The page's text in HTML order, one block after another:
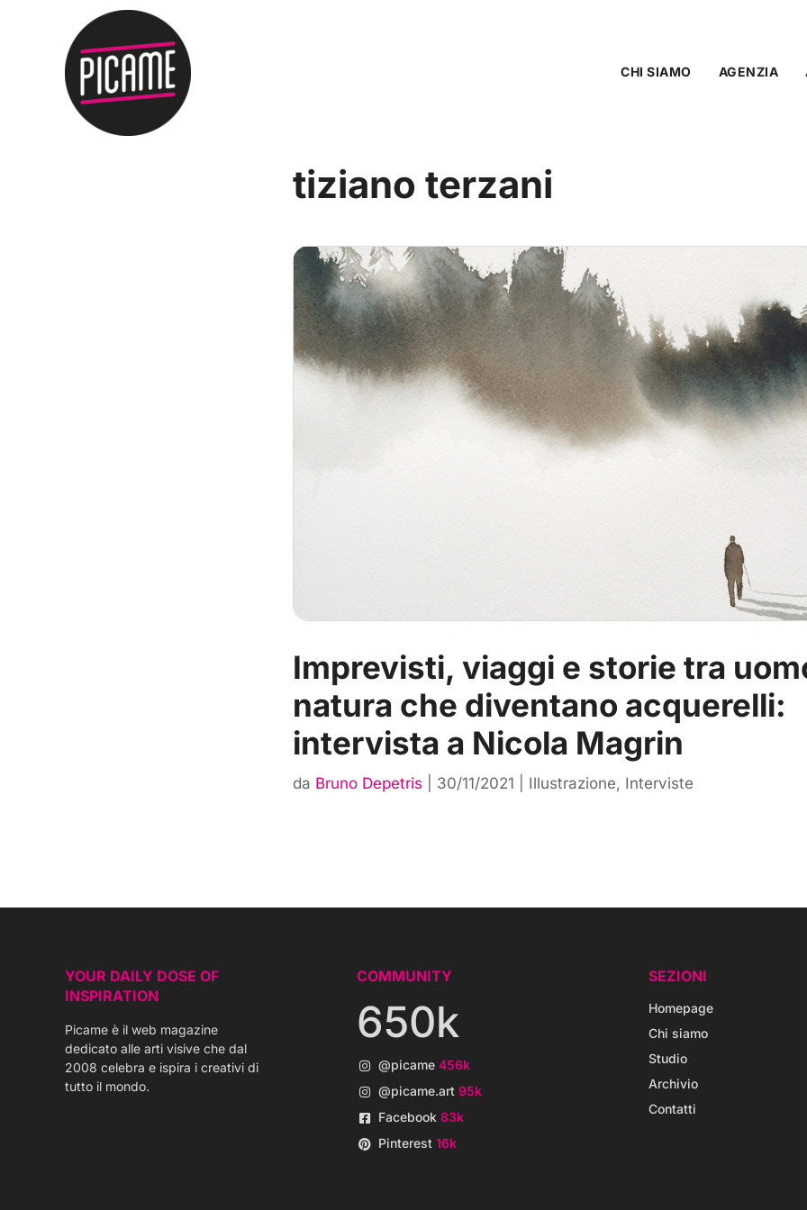
CHI SIAMO AGENZIA
tiziano terzani
Imprevisti, viaggi e storie tra
natura che diventano acquerelli:
intervista a Nicola Magrin
da Bruno Depetris 30/11/2021 Illustrazione, Interviste
YOUR DAILY DOSE OF
INSPIRATION
Picame è il web magazine
dedicato alle arti visive che dal
2008 celebra e ispira i creativi di
tutto il mondo.
COMMUNITY
650k
@picame 456k
@picame.art 95k
Facebook 83k
Pinterest 16k
SEZIONI
Homepage
Chi siamo
Studio
Archivio
Contatti